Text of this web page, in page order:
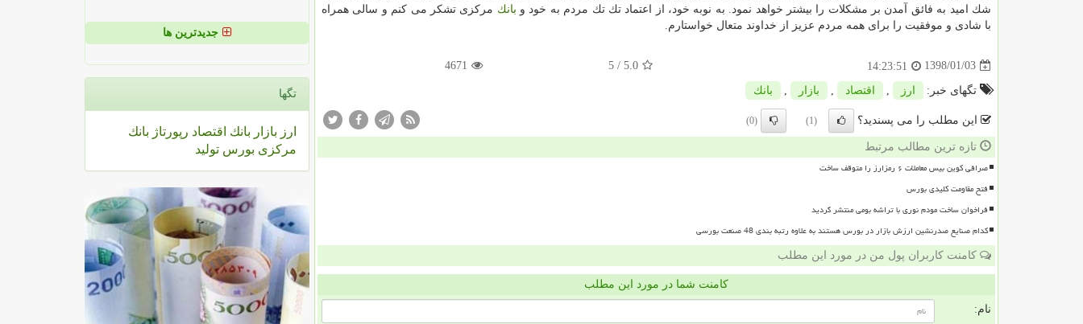
شك امید به فائق آمدن بر مشكلات را بیشتر خواهد نمود. به نوبه خود، از اعتماد تك تك مردم به خود و بانك مركزی تشكر می كنم و سالی همراه
با شادی و موفقیت را برای همه مردم عزیز از خداوند متعال خواستارم.
1398/01/03
14:23:51
5.0
/ 5
4671
تگهای خبر: ارز اقتصاد بازار بانك
این مطلب را می پسندید؟ (1)
(0)
تازه ترین مطالب مرتبط
صرافی کوین بیس معاملات ۶ رمزارز را متوقف ساخت
فتح مقاومت کلیدی بورس
فراخوان ساخت مودم نوری با تراشه بومی منتشر گردید
کدام صنایع صدرنشین ارزش بازار در بورس هستند به علاوه رتبه بندی 48 صنعت بورسی
کامنت کاربران پول من در مورد این مطلب
کامنت شما در مورد این مطلب
نام:
جدیدترین ها
تگها
ارز بازار بانك اقتصاد رپورتاژ بانك
مركزی بورس تولید